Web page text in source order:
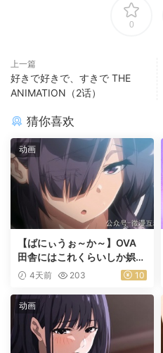
0
上一篇
好きで好きで、すきで THE
ANIMATION（2话）
猜你喜欢
动画
【ばにぃうぉ～か～】OVA
田舎にはこれくらいしか娯楽
がない ＃1乡下几乎没有娱乐
4天前 203 10
动画